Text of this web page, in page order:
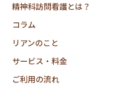
精神科訪問看護とは？
コラム
リアンのこと
サービス・料金
ご利用の流れ